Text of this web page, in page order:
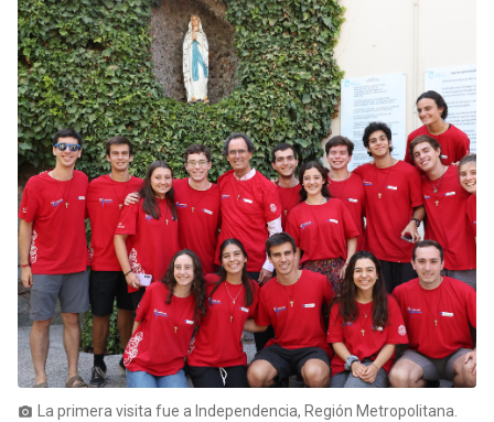
photo_camera La primera visita fue a Independencia, Región Metropolitana.